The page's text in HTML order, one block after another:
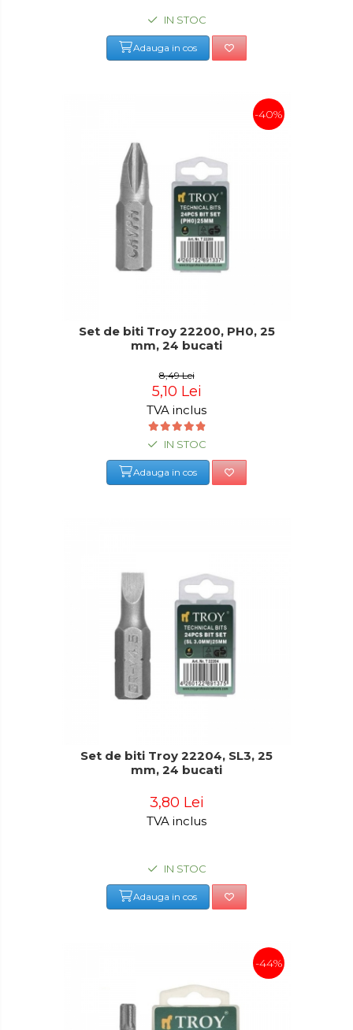
IN STOC
Adauga in cos
-40%
Set de biti Troy 22200, PH0, 25
mm, 24 bucati
8,49 Lei
5,10 Lei
TVA inclus
IN STOC
Adauga in cos
Set de biti Troy 22204, SL3, 25
mm, 24 bucati
3,80 Lei
TVA inclus
IN STOC
Adauga in cos
-44%